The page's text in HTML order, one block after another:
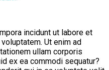
incidunt ut labore et
Ut enim ad
ullam corporis
ex ea commodi sequatur?